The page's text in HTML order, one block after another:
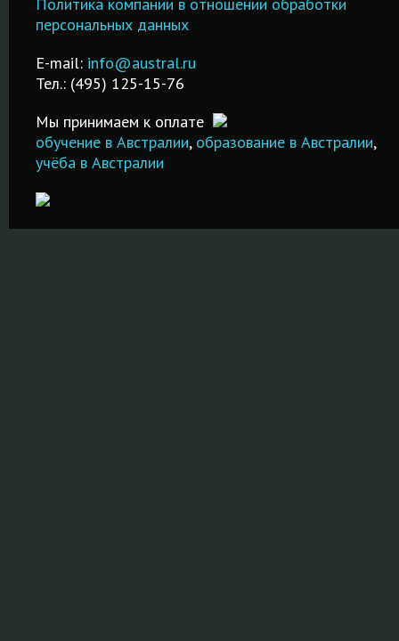
Возможность
трудоустройства
после обучения.
ПОДРОБНЕЕ
поиск города и
экзамена!
персональных данных
E-mail: info@austral.ru
Тел.: (495) 125-15-76
Мы принимаем к оплате
обучение в Австралии, образование в Австралии,
учёба в Австралии